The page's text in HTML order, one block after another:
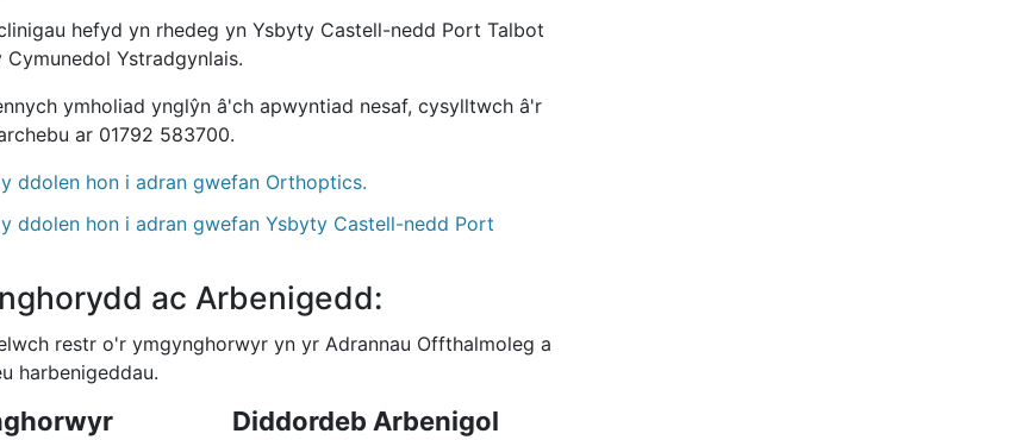
hefyd yn rhedeg yn Ysbyty Castell-nedd Port Talbot
Cymunedol Ystradgynlais.
ymholiad ynglŷn â'ch apwyntiad nesaf, cysylltwch â'r
ar 01792 583700.
ddolen hon i adran gwefan Orthoptics.
ddolen hon i adran gwefan Ysbyty Castell-nedd Port
ac Arbenigedd:
restr o'r ymgynghorwyr yn yr Adrannau Offthalmoleg a
harbenigeddau.
Diddordeb Arbenigol